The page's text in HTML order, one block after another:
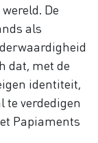
De
als
dat, met de
identiteit,
verdedigen
Papiaments